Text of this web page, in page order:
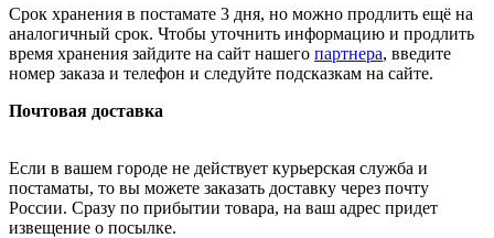
Срок хранения в постамате 3 дня, но можно продлить ещё на
аналогичный срок. Чтобы уточнить информацию и продлить
время хранения зайдите на сайт нашего партнера, введите
номер заказа и телефон и следуйте подсказкам на сайте.
Почтовая доставка
Если в вашем городе не действует курьерская служба и
постаматы, то вы можете заказать доставку через почту
России. Сразу по прибытии товара, на ваш адрес придет
извещение о посылке.